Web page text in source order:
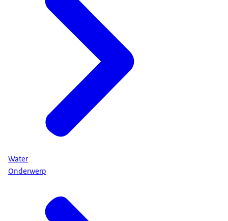
Water
Onderwerp